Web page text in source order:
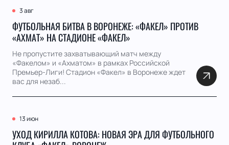
3 авг
ФУТБОЛЬНАЯ БИТВА В ВОРОНЕЖЕ: «ФАКЕЛ» ПРОТИВ
«АХМАТ» НА СТАДИОНЕ «ФАКЕЛ»
Не пропустите захватывающий матч между
«Факелом» и «Ахматом» в рамках Российской
Премьер-Лиги! Стадион «Факел» в Воронеже ждет
вас для незаб...
13 июн
УХОД КИРИЛЛА КОТОВА: НОВАЯ ЭРА ДЛЯ ФУТБОЛЬНОГО